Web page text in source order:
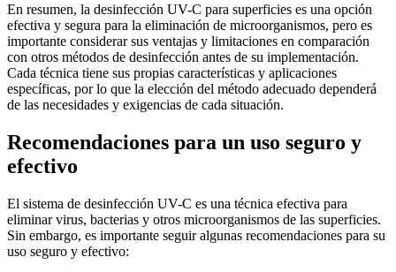
En resumen, la desinfección UV-C para superficies es una opción
efectiva y segura para la eliminación de microorganismos, pero es
importante considerar sus ventajas y limitaciones en comparación
con otros métodos de desinfección antes de su implementación.
Cada técnica tiene sus propias características y aplicaciones
específicas, por lo que la elección del método adecuado dependerá
de las necesidades y exigencias de cada situación.
Recomendaciones para un uso seguro y
efectivo
El sistema de desinfección UV-C es una técnica efectiva para
eliminar virus, bacterias y otros microorganismos de las superficies.
Sin embargo, es importante seguir algunas recomendaciones para su
uso seguro y efectivo: